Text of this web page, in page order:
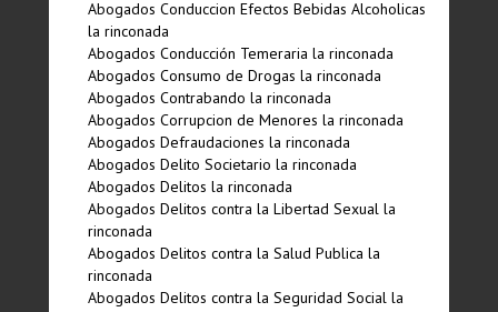
Abogados Conduccion Efectos Bebidas Alcoholicas
la rinconada
Abogados Conducción Temeraria la rinconada
Abogados Consumo de Drogas la rinconada
Abogados Contrabando la rinconada
Abogados Corrupcion de Menores la rinconada
Abogados Defraudaciones la rinconada
Abogados Delito Societario la rinconada
Abogados Delitos la rinconada
Abogados Delitos contra la Libertad Sexual la
rinconada
Abogados Delitos contra la Salud Publica la
rinconada
Abogados Delitos contra la Seguridad Social la